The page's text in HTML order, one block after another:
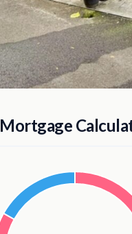
Mortgage